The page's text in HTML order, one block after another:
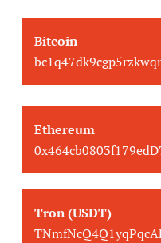
Bitcoin
Ethereum
Tron (USDT)